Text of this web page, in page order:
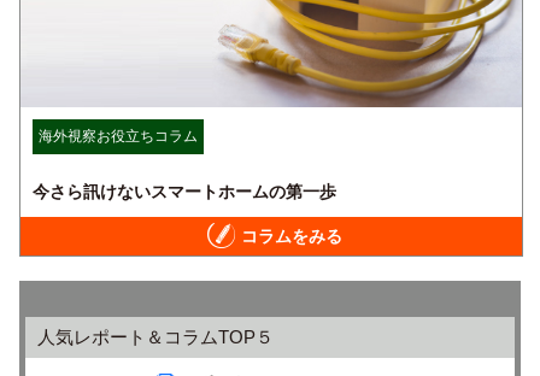
海外視察お役立ちコラム
今さら訊けないスマートホームの第一歩
コラムをみる
人気レポート＆コラムTOP５